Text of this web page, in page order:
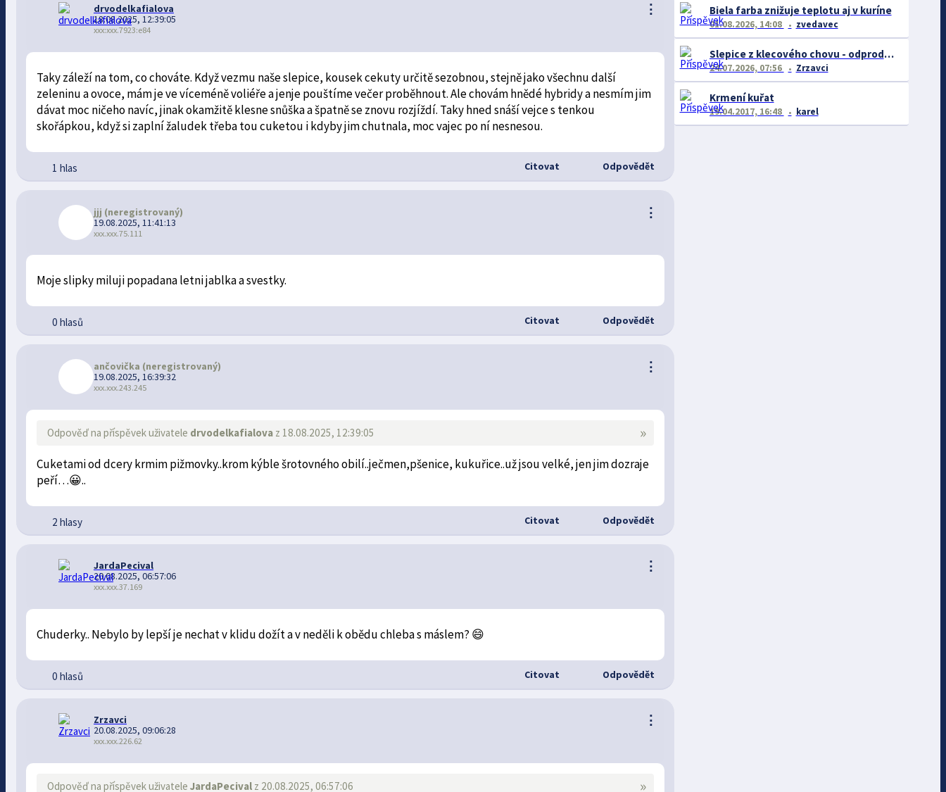
⋮
drvodelkafialova
18.08.2025, 12:39:05
xxx:xxx.7923:e84
Taky záleží na tom, co chováte. Když vezmu naše slepice, kousek cekuty určitě sezobnou, stejně jako všechnu další
zeleninu a ovoce, mám je ve víceméně voliéře a jenje pouštíme večer proběhnout. Ale chovám hnědé hybridy a nesmím jim
dávat moc ničeho navíc, jinak okamžitě klesne snůška a špatně se znovu rozjíždí. Taky hned snáší vejce s tenkou
skořápkou, když si zaplní žaludek třeba tou cuketou i kdyby jim chutnala, moc vajec po ní nesnesou.
1 hlas Citovat Odpovědět
⋮
jjj (neregistrovaný)
19.08.2025, 11:41:13
xxx.xxx.75.111
Moje slipky miluji popadana letni jablka a svestky.
0 hlasů Citovat Odpovědět
⋮
ančovička (neregistrovaný)
19.08.2025, 16:39:32
xxx.xxx.243.245
»
Odpověď na příspěvek uživatele drvodelkafialova z 18.08.2025, 12:39:05
Cuketami od dcery krmim pižmovky..krom kýble šrotovného obilí..ječmen,pšenice, kukuřice..už jsou velké, jen jim dozraje
peří…😀..
2 hlasy Citovat Odpovědět
⋮
JardaPecival
20.08.2025, 06:57:06
xxx.xxx.37.169
Chuderky.. Nebylo by lepší je nechat v klidu dožít a v neděli k obědu chleba s máslem? 😄
0 hlasů Citovat Odpovědět
⋮
Zrzavci
20.08.2025, 09:06:28
xxx.xxx.226.62
»
Odpověď na příspěvek uživateleJardaPecival z 20.08.2025, 06:57:06
Biela farba znižuje teplotu aj v kuríne
01.08.2026, 14:08 zvedavec
Slepice z klecového chovu - odprodej prosinec/listopad
24.07.2026, 07:56 Zrzavci
Krmení kuřat
19.04.2017, 16:48 karel